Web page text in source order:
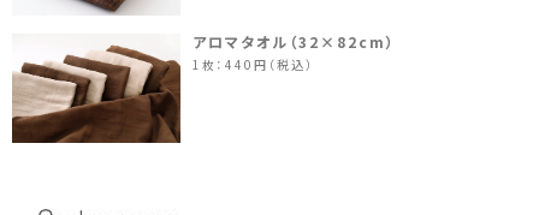
アロマタオル（32×82cm）
1枚：440円（税込）